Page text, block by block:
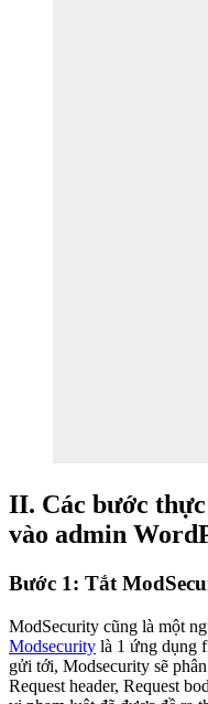
II. Các bước
vào admin
Bước 1: Tắt
ModSecurity cũng là một
Modsecurity là 1 ứng dụng
gửi tới, Modsecurity sẽ
Request header, Request